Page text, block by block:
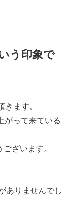
う印象で
きます。
がって来ている
ざいます。
ありませんでし